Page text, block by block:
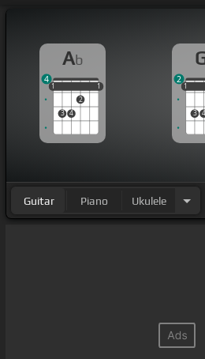
たいに撮り
まくった冷た
あの地[Gb]の何とも言えない綾
泣いてしまった
んだ
何も知らないブラウン [Ab]
生き[Ab]て生きて[Db]いた
そんな言葉が飛び
Ab
1
3 4
2
1
1 1
4
1
3
1
2
Guitar Piano Ukulele